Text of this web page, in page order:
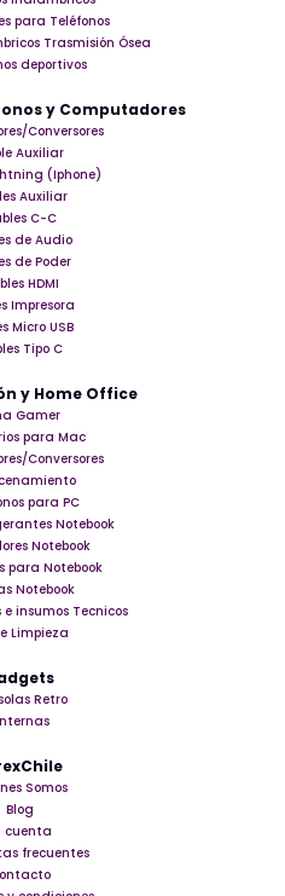
para Teléfonos
Trasmisión Ósea
deportivos
y Computadores
Conversores
Auxiliar
(Iphone)
Auxiliar
C-C
de Audio
de Poder
HDMI
Impresora
Micro USB
Tipo C
y Home Office
Gamer
para Mac
Conversores
para PC
Notebook
Notebook
para Notebook
Notebook
insumos Tecnicos
Limpieza
Retro
Somos
Blog
cuenta
frecuentes